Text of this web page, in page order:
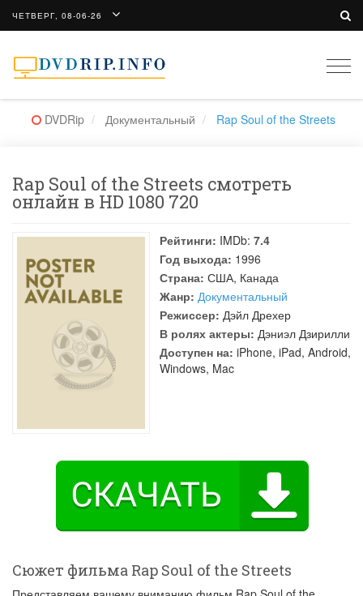
ЧЕТВЕРГ, 08-06-26
DVDRip Документальный Rap Soul of the Streets
Rap Soul of the Streets смотреть
онлайн в HD 1080 720
Рейтинги: IMDb: 7.4
Год выхода: 1996
Страна: США, Канада
Жанр: Документальный
Режиссер: Дэйл Дрехер
В ролях актеры: Дэниэл Дзирилли
Доступен на: iPhone, iPad, Android,
Windows, Mac
Сюжет фильма Rap Soul of the Streets